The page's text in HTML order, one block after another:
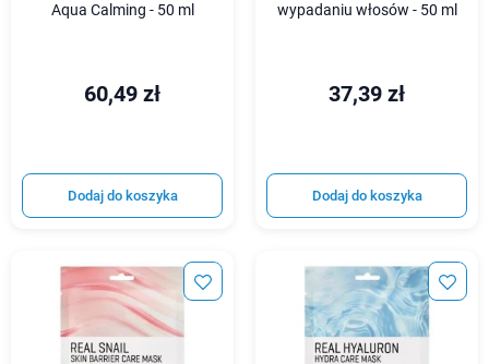
Aqua Calming - 50 ml
60,49 zł
Dodaj do koszyka
wypadaniu włosów - 50 ml
37,39 zł
Dodaj do koszyka